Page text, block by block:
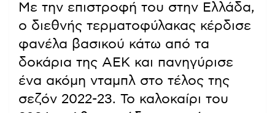
Με την επιστροφή του στην Ελλάδα,
ο διεθνής τερματοφύλακας κέρδισε
φανέλα βασικού κάτω από τα
δοκάρια της ΑΕΚ και πανηγύρισε
ένα ακόμη νταμπλ στο τέλος της
σεζόν 2022-23. Το καλοκαίρι του